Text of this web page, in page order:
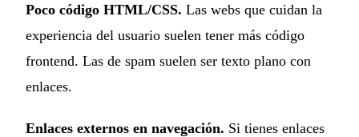
Poco código HTML/CSS. Las webs que cuidan la
experiencia del usuario suelen tener más código
frontend. Las de spam suelen ser texto plano con
enlaces.
Enlaces externos en navegación. Si tienes enlaces